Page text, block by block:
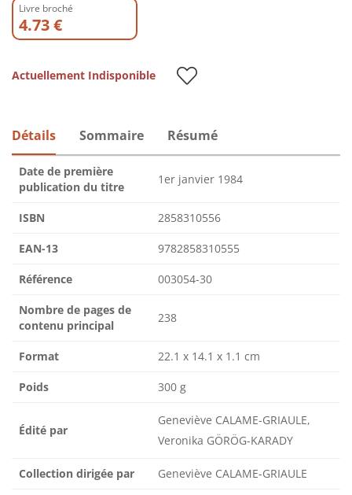
Livre broché
4.73 €
Actuellement Indisponible
Détails Sommaire Résumé
Date de première
publication du titre
1er janvier 1984
ISBN 2858310556
EAN-13 9782858310555
Référence 003054-30
Nombre de pages de
contenu principal
238
Format 22.1 x 14.1 x 1.1 cm
Poids 300 g
Édité par
Geneviève CALAME-GRIAULE,
Veronika GÖRÖG-KARADY
Collection dirigée par Geneviève CALAME-GRIAULE